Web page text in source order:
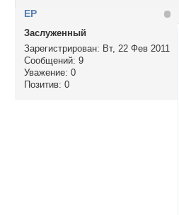
ЕР
Заслуженный
Зарегистрирован: Вт, 22 Фев 2011
Сообщений: 9
Уважение: 0
Позитив: 0